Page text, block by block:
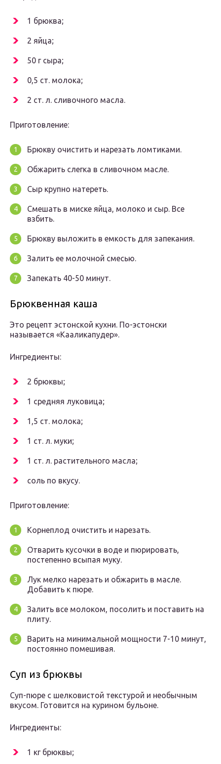
1 брюква;
2 яйца;
50 г сыра;
0,5 ст. молока;
2 ст. л. сливочного масла.
Приготовление:
Брюкву очистить и нарезать ломтиками.
Обжарить слегка в сливочном масле.
Сыр крупно натереть.
Смешать в миске яйца, молоко и сыр. Все
взбить.
Брюкву выложить в емкость для запекания.
Залить ее молочной смесью.
Запекать 40-50 минут.
Брюквенная каша
Это рецепт эстонской кухни. По-эстонски
называется «Кааликапудер».
Ингредиенты:
2 брюквы;
1 средняя луковица;
1,5 ст. молока;
1 ст. л. муки;
1 ст. л. растительного масла;
соль по вкусу.
Приготовление:
Корнеплод очистить и нарезать.
Отварить кусочки в воде и пюрировать,
постепенно всыпая муку.
Лук мелко нарезать и обжарить в масле.
Добавить к пюре.
Залить все молоком, посолить и поставить на
плиту.
Варить на минимальной мощности 7-10 минут,
постоянно помешивая.
Суп из брюквы
Суп-пюре с шелковистой текстурой и необычным
вкусом. Готовится на курином бульоне.
Ингредиенты:
1 кг брюквы;